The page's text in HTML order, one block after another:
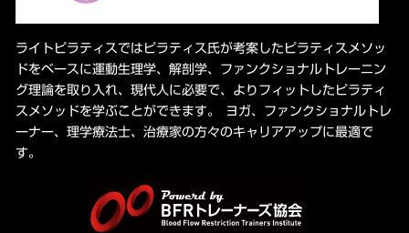
ライトピラティスではピラティス氏が考案したピラティスメソッ
ドをベースに運動生理学、解剖学、ファンクショナルトレーニン
グ理論を取り入れ、現代人に必要で、よりフィットしたピラティ
スメソッドを学ぶことができます。 ヨガ、ファンクショナルトレ
ーナー、理学療法士、治療家の方々のキャリアアップに最適で
す。